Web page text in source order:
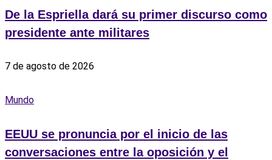
De la Espriella dará su primer discurso como
presidente ante militares
7 de agosto de 2026
Mundo
EEUU se pronuncia por el inicio de las
conversaciones entre la oposición y el